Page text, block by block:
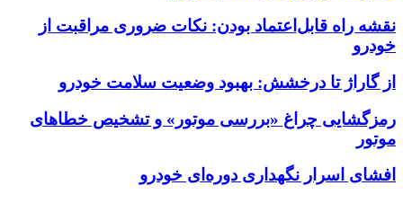
نقشه راه قابل‌اعتماد بودن: نکات ضروری مراقبت از
خودرو
از گاراژ تا درخشش: بهبود وضعیت سلامت خودرو
رمزگشایی چراغ «بررسی موتور» و تشخیص خطاهای
موتور
افشای اسرار نگهداری دوره‌ای خودرو